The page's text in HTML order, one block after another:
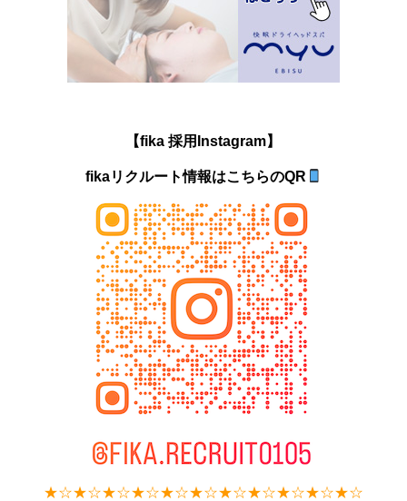
【fika 採用Instagram】
fikaリクルート情報はこちらのQR
★☆★☆★☆★☆★☆★☆★☆★☆★☆★☆★☆